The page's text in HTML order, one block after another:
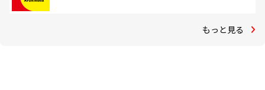
もっと見る